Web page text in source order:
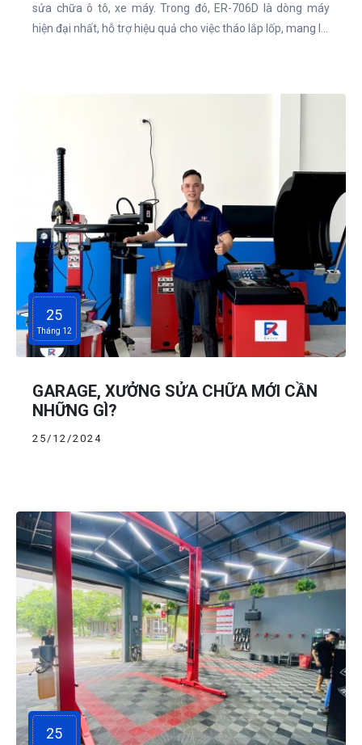
sửa chữa ô tô, xe máy. Trong đó, ER-706D là dòng máy
hiện đại nhất, hỗ trợ hiệu quả cho việc tháo lắp lốp, mang lại
25
Tháng 12
GARAGE, XƯỞNG SỬA CHỮA MỚI CẦN
NHỮNG GÌ?
25/12/2024
25